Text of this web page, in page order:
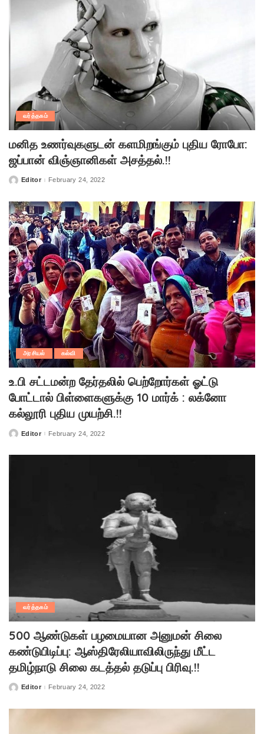
வர்த்தகம்
மனித உணர்வுகளுடன் களமிறங்கும் புதிய ரோபோ:
ஜப்பான் விஞ்ஞானிகள் அசத்தல்.!!
PostedEditor February 24, 2022
அரசியல் கல்வி
உ.பி சட்டமன்ற தேர்தலில் பெற்றோர்கள் ஓட்டு
போட்டால் பிள்ளைகளுக்‍கு 10 மார்க் : லக்னோ
கல்லூரி புதிய முயற்சி.!!
PostedEditor February 24, 2022
வர்த்தகம்
500 ஆண்டுகள் பழமையான அனுமன் சிலை
கண்டுபிடிப்பு: ஆஸ்திரேலியாவிலிருந்து மீட்ட
தமிழ்நாடு சிலை கடத்தல் தடுப்பு பிரிவு.!!
PostedEditor February 24, 2022